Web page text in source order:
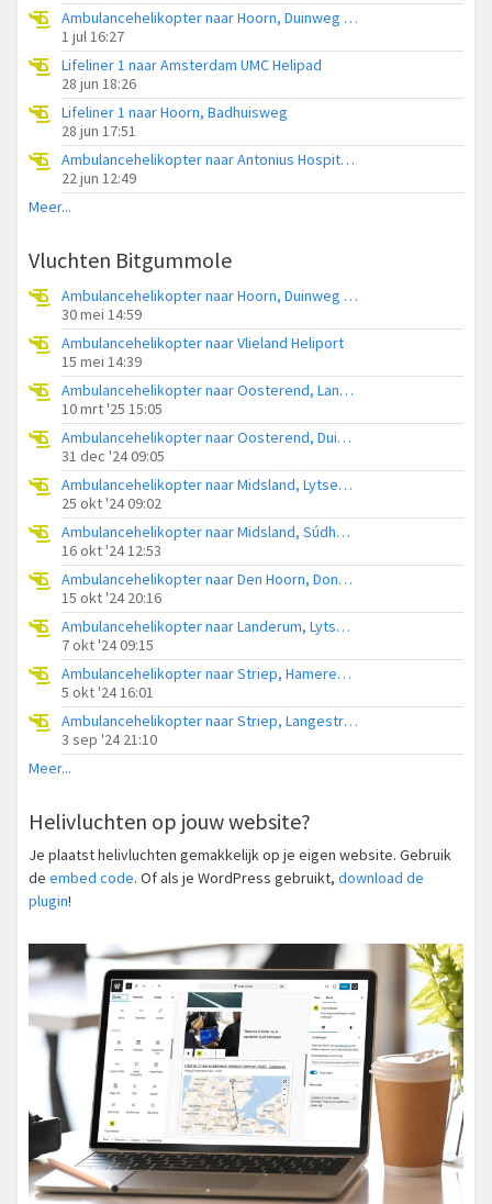
Ambulancehelikopter naar Hoorn, Duinweg Hoorn
1 jul 16:27
Lifeliner 1 naar Amsterdam UMC Helipad
28 jun 18:26
Lifeliner 1 naar Hoorn, Badhuisweg
28 jun 17:51
Ambulancehelikopter naar Antonius Hospital Heliport
22 jun 12:49
Meer...
Vluchten Bitgummole
Ambulancehelikopter naar Hoorn, Duinweg Hoorn
30 mei 14:59
Ambulancehelikopter naar Vlieland Heliport
15 mei 14:39
Ambulancehelikopter naar Oosterend, Langestraat
10 mrt '25 15:05
Ambulancehelikopter naar Oosterend, Duinweg
31 dec '24 09:05
Ambulancehelikopter naar Midsland, Lytsedyk
25 okt '24 09:02
Ambulancehelikopter naar Midsland, Súdhoekstermiddelweg
16 okt '24 12:53
Ambulancehelikopter naar Den Hoorn, Dongjumerweg
15 okt '24 20:16
Ambulancehelikopter naar Landerum, Lytsedyk
7 okt '24 09:15
Ambulancehelikopter naar Striep, Hamerenweg
5 okt '24 16:01
Ambulancehelikopter naar Striep, Langestraat
3 sep '24 21:10
Meer...
Helivluchten op jouw website?
Je plaatst helivluchten gemakkelijk op je eigen website. Gebruik
de embed code. Of als je WordPress gebruikt, download de
plugin!